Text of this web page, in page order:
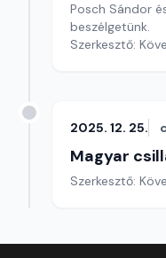
Posch Sándor
beszélgetünk.
Szerkesztő:
2025. 12. 25.
Magyar
Szerkesztő: